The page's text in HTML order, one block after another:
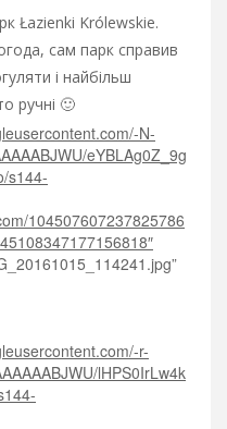
Łazienki Królewskie.
сам парк справив
і найбільш
ручні 🙂
N-
eYBLAg0Z_9g
s144-
104507607237825786
r-
lHPS0IrLw4k